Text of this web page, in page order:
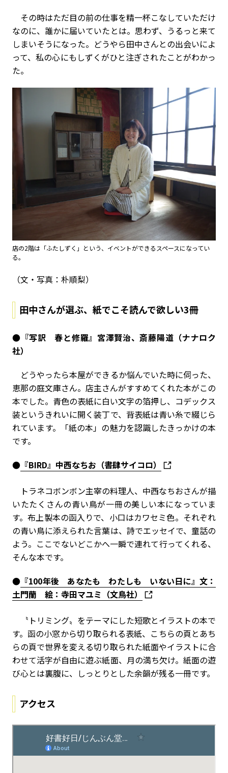
その時はただ目の前の仕事を精一杯こなしていただけ
なのに、誰かに届いていたとは。思わず、うるっと来て
しまいそうになった。どうやら田中さんとの出会いによ
って、私の心にもしずくがひと注ぎされたことがわかっ
た。
店の2階は「ふたしずく」という、イベントができるスペースになってい
る。
（文・写真：朴順梨）
田中さんが選ぶ、紙でこそ読んで欲しい3冊
●『写訳 春と修羅』宮澤賢治、斎藤陽道（ナナロク
社）
どうやったら本屋ができるか悩んでいた時に伺った、
恵那の庭文庫さん。店主さんがすすめてくれた本がこの
本でした。青色の表紙に白い文字の箔押し、コデックス
装というきれいに開く装丁で、背表紙は青い糸で綴じら
れています。「紙の本」の魅力を認識したきっかけの本
です。
● 『BIRD』中西なちお（書肆サイコロ）
トラネコボンボン主宰の料理人、中西なちおさんが描
いたたくさんの青い鳥が一冊の美しい本になっていま
す。布上製本の函入りで、小口はカワセミ色。それぞれ
の青い鳥に添えられた言葉は、詩でエッセイで、童話の
よう。ここでないどこかへ一瞬で連れて行ってくれる、
そんな本です。
● 『100年後 あなたも わたしも いない日に』文：
土門蘭 絵：寺田マユミ（文鳥社）
〝トリミング〟をテーマにした短歌とイラストの本で
す。函の小窓から切り取られる表紙、こちらの頁とあち
らの頁で世界を変える切り取られた紙面やイラストに合
わせて活字が自由に遊ぶ紙面、月の満ち欠け。紙面の遊
び心とは裏腹に、しっとりとした余韻が残る一冊です。
アクセス